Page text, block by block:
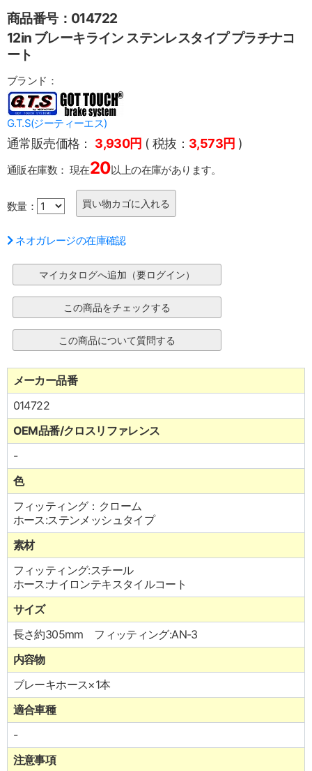
商品番号：014722
12in ブレーキライン ステンレスタイプ プラチナコ
ート
ブランド：
G.T.S(ジーティーエス)
通常販売価格： 3,930円 ( 税抜： 3,573円 )
通販在庫数： 現在20以上の在庫があります。
数量：
ネオガレージの在庫確認
メーカー品番
014722
OEM品番/クロスリファレンス
-
色
フィッティング：クローム
ホース:ステンメッシュタイプ
素材
フィッティング:スチール
ホース:ナイロンテキスタイルコート
サイズ
長さ約305mm フィッティング:AN-3
内容物
ブレーキホース×1本
適合車種
-
注意事項